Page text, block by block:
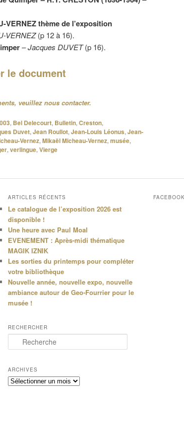
VERNEZ thème de l’exposition
VERNEZ(p 12 à 16).
–Jacques DUVET(p 16).
le document
veuillez nous contacter.
, Bel Delecourt, Bulletin, Creston,
Duvet, Jean Roullot, Jean-Louis Léonus, Jean-
Vernez, Mikaël Micheau-Vernez, musée,
, verlingue, Vierge
ARTICLES RÉCENTS
Le catalogue de l’exposition 2026 est
disponible !
Une heure avec Paul Moal
EVENEMENT : Après-midi thématique
MAGIK IZNIK
Les sorties du printemps pour compléter
votre bibliothèque
Nouvelle année, nouvelle expo, nouvelle
ambiance autour de Geo-Fourrier pour le
musée !
RECHERCHER
e
h
e
r
ARCHIVES
Archives